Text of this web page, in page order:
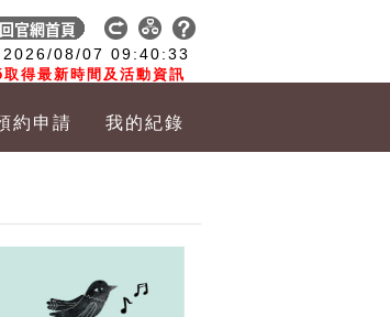
2026/08/07 09:40:33
得最新時間及活動資訊
約申請 我的紀錄